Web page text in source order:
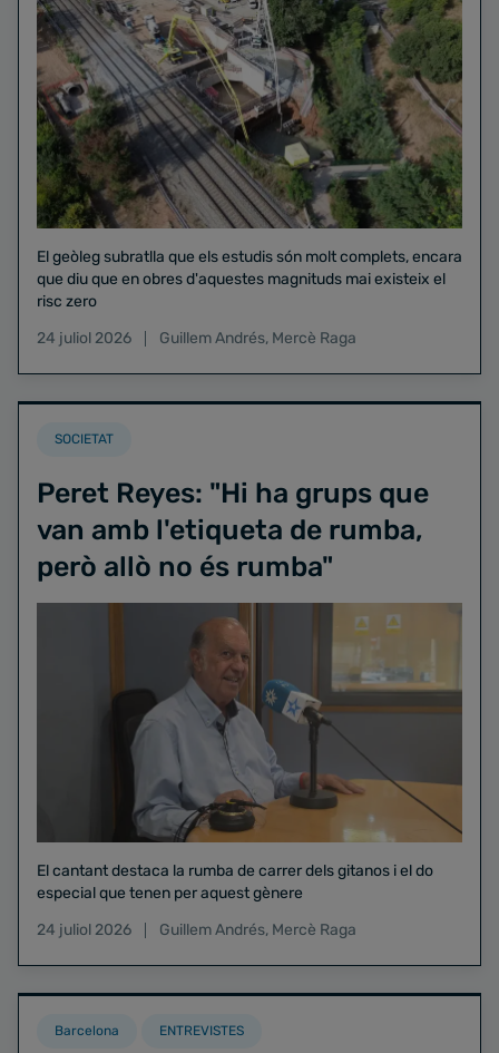
El geòleg subratlla que els estudis són molt complets, encara
que diu que en obres d'aquestes magnituds mai existeix el
risc zero
24 juliol 2026
Guillem Andrés, Mercè Raga
SOCIETAT
Peret Reyes: "Hi ha grups que
van amb l'etiqueta de rumba,
però allò no és rumba"
El cantant destaca la rumba de carrer dels gitanos i el do
especial que tenen per aquest gènere
24 juliol 2026
Guillem Andrés, Mercè Raga
Barcelona ENTREVISTES